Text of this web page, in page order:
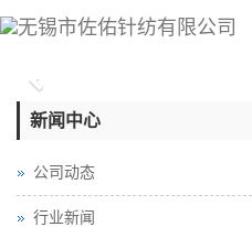
Previous
新闻中心
公司动态
行业新闻